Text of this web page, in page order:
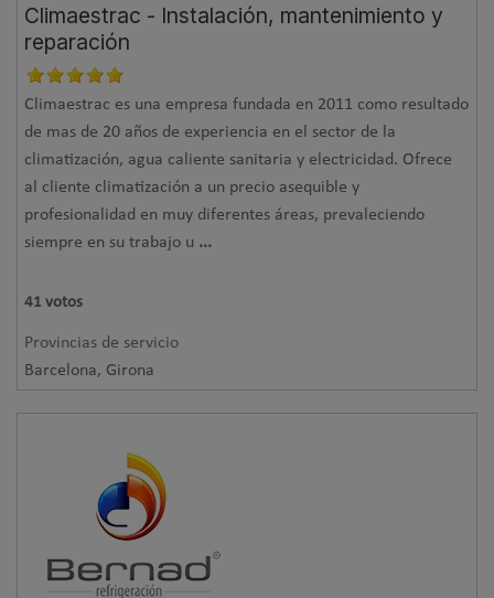
Climaestrac - Instalación, mantenimiento y
reparación
Climaestrac es una empresa fundada en 2011 como resultado
de mas de 20 años de experiencia en el sector de la
climatización, agua caliente sanitaria y electricidad. Ofrece
al cliente climatización a un precio asequible y
profesionalidad en muy diferentes áreas, prevaleciendo
siempre en su trabajo u ...
41 votos
Provincias de servicio
Barcelona, Girona